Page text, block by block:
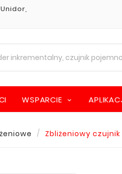
WSPARCIE
Zbliżeniowy